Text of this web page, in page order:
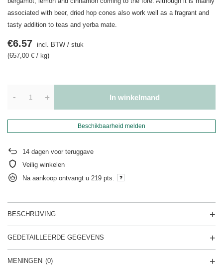
associated with beer, dried hop cones also work well as a fragrant and
tasty addition to teas and yerba mate.
€6.57 incl. BTW / stuk
(657,00 € / kg)
- + In winkelmand
Beschikbaarheid melden
14 dagen voor teruggave
Veilig winkelen
Na aankoop ontvangt u 219 pts.
BESCHRIJVING
GEDETAILLEERDE GEGEVENS
MENINGEN (0)